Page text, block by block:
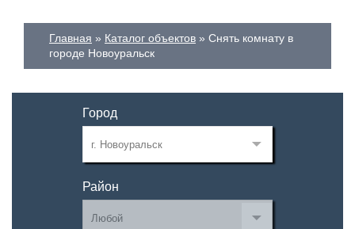
Главная Каталог объектов
Снять комнату в
городе Новоуральск
Город
Район